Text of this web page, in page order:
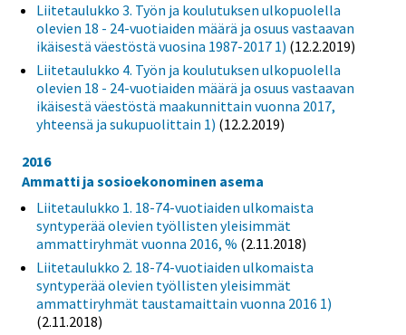
Liitetaulukko 3. Työn ja koulutuksen ulkopuolella
olevien 18 - 24-vuotiaiden määrä ja osuus vastaavan
ikäisestä väestöstä vuosina 1987-2017 1) (12.2.2019)
Liitetaulukko 4. Työn ja koulutuksen ulkopuolella
olevien 18 - 24-vuotiaiden määrä ja osuus vastaavan
ikäisestä väestöstä maakunnittain vuonna 2017,
yhteensä ja sukupuolittain 1) (12.2.2019)
2016
Ammatti ja sosioekonominen asema
Liitetaulukko 1. 18-74-vuotiaiden ulkomaista
syntyperää olevien työllisten yleisimmät
ammattiryhmät vuonna 2016, % (2.11.2018)
Liitetaulukko 2. 18-74-vuotiaiden ulkomaista
syntyperää olevien työllisten yleisimmät
ammattiryhmät taustamaittain vuonna 2016 1)
(2.11.2018)